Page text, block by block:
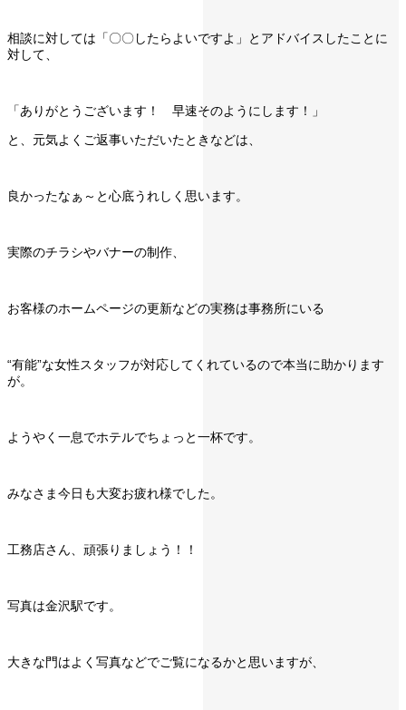
相談に対しては「〇〇したらよいですよ」とアドバイスしたことに
対して、
「ありがとうございます！ 早速そのようにします！」
と、元気よくご返事いただいたときなどは、
良かったなぁ～と心底うれしく思います。
実際のチラシやバナーの制作、
お客様のホームページの更新などの実務は事務所にいる
“有能”な女性スタッフが対応してくれているので本当に助かります
が。
ようやく一息でホテルでちょっと一杯です。
みなさま今日も大変お疲れ様でした。
工務店さん、頑張りましょう！！
写真は金沢駅です。
大きな門はよく写真などでご覧になるかと思いますが、